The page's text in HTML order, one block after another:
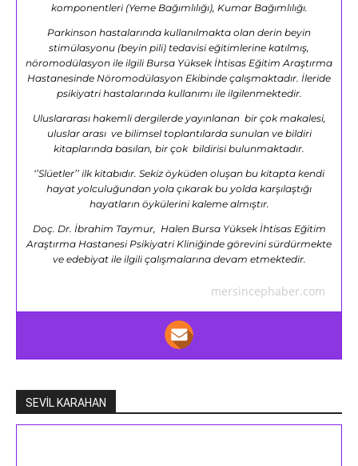
komponentleri (Yeme Bağımlılığı), Kumar Bağımlılığı.
Parkinson hastalarında kullanılmakta olan derin beyin
stimülasyonu (beyin pili) tedavisi eğitimlerine katılmış,
nöromodülasyon ile ilgili Bursa Yüksek İhtisas Eğitim Araştırma
Hastanesinde Nöromodülasyon Ekibinde çalışmaktadır. İleride
psikiyatri hastalarında kullanımı ile ilgilenmektedir.
Uluslararası hakemli dergilerde yayınlanan bir çok makalesi,
uluslar arası ve bilimsel toplantılarda sunulan ve bildiri
kitaplarında basılan, bir çok bildirisi bulunmaktadır.
‘’Slüetler’’ ilk kitabıdır. Sekiz öyküden oluşan bu kitapta kendi
hayat yolculuğundan yola çıkarak bu yolda karşılaştığı
hayatların öykülerini kaleme almıştır.
Doç. Dr. İbrahim Taymur, Halen Bursa Yüksek İhtisas Eğitim
Araştırma Hastanesi Psikiyatri Kliniğinde görevini sürdürmekte
ve edebiyat ile ilgili çalışmalarına devam etmektedir.
mersincephaber.com
SEVİL KARAHAN